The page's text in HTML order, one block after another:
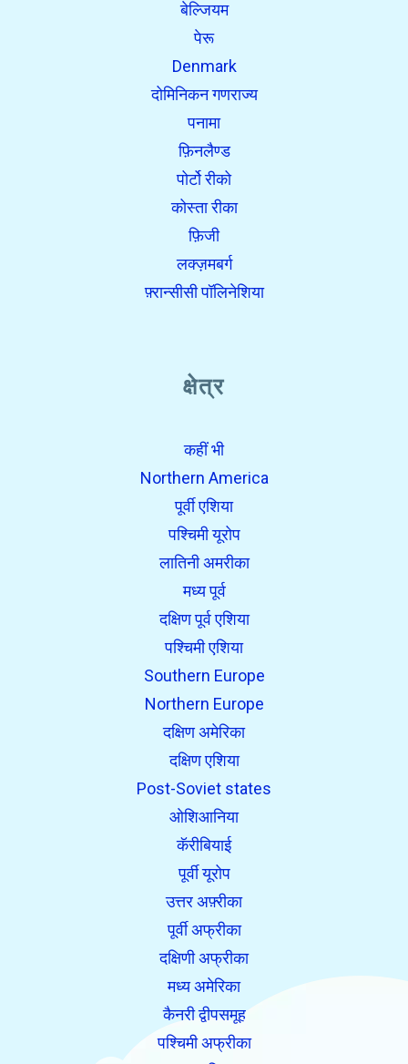
बेल्जियम
पेरू
Denmark
दोमिनिकन गणराज्य
पनामा
फ़िनलैण्ड
पोर्टो रीको
कोस्ता रीका
फ़िजी
लक्ज़मबर्ग
फ़्रान्सीसी पॉलिनेशिया
क्षेत्र
कहीं भी
Northern America
पूर्वी एशिया
पश्चिमी यूरोप
लातिनी अमरीका
मध्य पूर्व
दक्षिण पूर्व एशिया
पश्चिमी एशिया
Southern Europe
Northern Europe
दक्षिण अमेरिका
दक्षिण एशिया
Post-Soviet states
ओशिआनिया
कॅरीबियाई
पूर्वी यूरोप
उत्तर अफ़्रीका
पूर्वी अफ्रीका
दक्षिणी अफ्रीका
मध्य अमेरिका
कैनरी द्वीपसमूह
पश्चिमी अफ्रीका